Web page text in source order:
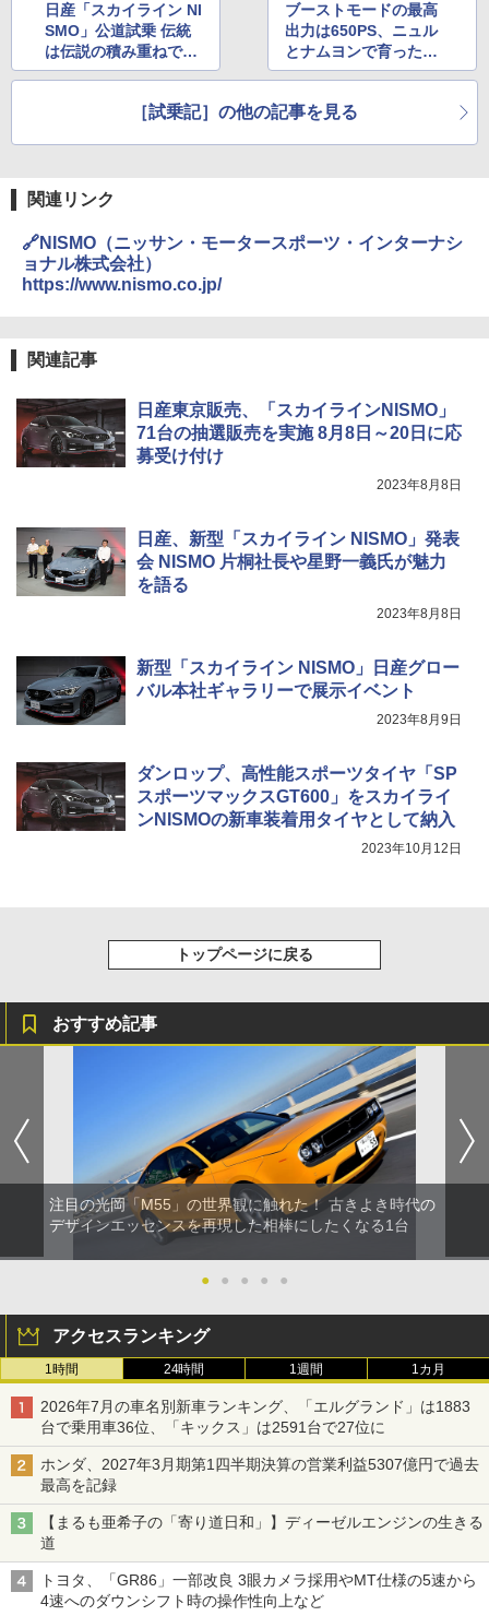
日産「スカイライン NI
SMO」公道試乗 伝統
は伝説の積み重ねで生
まれる
ブーストモードの最高
出力は650PS、ニュル
とナムヨンで育ったヒ
ョンデのバッテリEV
［試乗記］の他の記事を見る
関連リンク
🔗NISMO（ニッサン・モータースポーツ・インターナシ
ョナル株式会社）
https://www.nismo.co.jp/
関連記事
日産東京販売、「スカイラインNISMO」
71台の抽選販売を実施 8月8日～20日に応
募受け付け
2023年8月8日
日産、新型「スカイライン NISMO」発表
会 NISMO 片桐社長や星野一義氏が魅力
を語る
2023年8月8日
新型「スカイライン NISMO」日産グロー
バル本社ギャラリーで展示イベント
2023年8月9日
ダンロップ、高性能スポーツタイヤ「SP
スポーツマックスGT600」をスカイライ
ンNISMOの新車装着用タイヤとして納入
2023年10月12日
トップページに戻る
おすすめ記事
注目の光岡「M55」の世界観に触れた！ 古きよき時代の
デザインエッセンスを再現した相棒にしたくなる1台
● ● ● ● ●
アクセスランキング
1時間 24時間 1週間 1カ月
2026年7月の車名別新車ランキング、「エルグランド」は1883
台で乗用車36位、「キックス」は2591台で27位に
ホンダ、2027年3月期第1四半期決算の営業利益5307億円で過去
最高を記録
【まるも亜希子の「寄り道日和」】ディーゼルエンジンの生きる
道
トヨタ、「GR86」一部改良 3眼カメラ採用やMT仕様の5速から
4速へのダウンシフト時の操作性向上など